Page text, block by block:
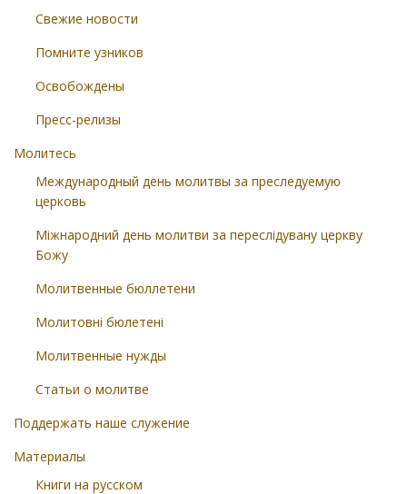
Свежие новости
Помните узников
Освобождены
Пресс-релизы
Молитесь
Международный день молитвы за преследуемую
церковь
Міжнародний день молитви за переслідувану церкву
Божу
Молитвенные бюллетени
Молитовні бюлетені
Молитвенные нужды
Статьи о молитве
Поддержать наше служение
Материалы
Книги на русском